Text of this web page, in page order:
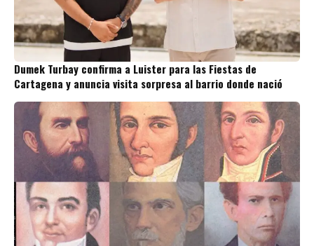
Dumek Turbay confirma a Luister para las Fiestas de
Cartagena y anuncia visita sorpresa al barrio donde nació